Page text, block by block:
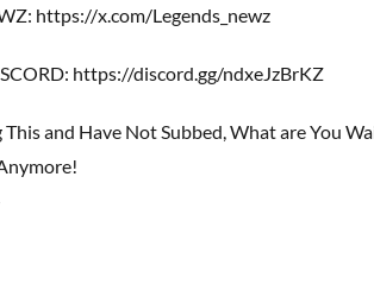
https://x.com/Legends_newz
https://discord.gg/ndxeJzBrKZ
This and Have Not Subbed, What are You